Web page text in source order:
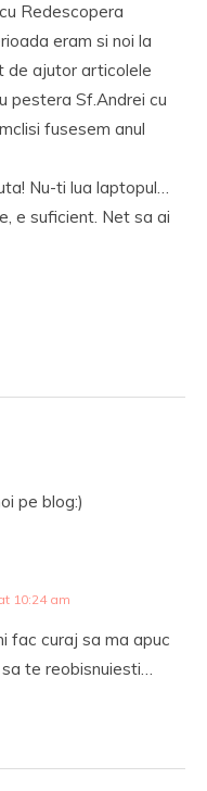
Redescopera
eram si noi la
de ajutor articolele
pestera Sf.Andrei cu
fusesem anul
Nu-ti lua laptopul…
e suficient. Net sa ai
pe blog:)
10:24 am
fac curaj sa ma apuc
te reobisnuiesti…